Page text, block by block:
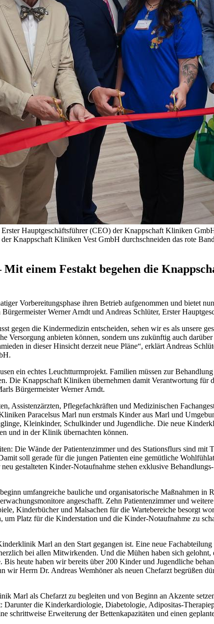
Hauptgeschäftsführer (CEO) der Knappschaft Kliniken
Knappschaft Kliniken Vest GmbH durchschneiden das rote
einem Festakt begehen die
Vorbereitungsphase ihren Betrieb aufgenommen und bietet
Werner Arndt und Andreas Schlüter, Erster
gegen die Kindermedizin entscheiden, sehen wir es als unsere
Versorgung anbieten können, sondern uns zukünftig auch
in dieser Hinsicht derzeit neue Pläne“, erklärt Andreas
ein echtes Leuchtturmprojekt. Familien müssen zur
Die Knappschaft Kliniken übernehmen damit Verantwortung für
Bürgermeister Werner Arndt.
Assistenzärzten, Pflegefachkräften und Medizinischen
Paracelsus Marl nun erstmals Kinder aus Marl und
Kleinkinder, Schulkinder und Jugendliche. Die neue
und in der Klinik übernachten können.
Die Wände der Patientenzimmer und des Stationsflurs sind
soll gerade für die jungen Patienten eine gemütliche
gestalteten Kinder-Notaufnahme stehen exklusive
umfangreiche bauliche und organisatorische Maßnahmen in
angeschafft. Zehn Patientenzimmer und
Kinderbücher und Malsachen für die Wartebereiche besorgt
um Platz für die Kinderstation und die Kinder-Notaufnahme zu
Marl an den Start gegangen ist. Eine neue
bei allen Mitwirkenden. Und die Mühen haben sich
heute haben wir bereits über 200 Kinder und Jugendliche
wir Herrn Dr. Andreas Wemhöner als neuen Chefarzt begrüßen
Marl als Chefarzt zu begleiten und von Beginn an Akzente
Darunter die Kinderkardiologie, Diabetologie, Adipositas-
schrittweise Erweiterung der Bettenkapazitäten und einen